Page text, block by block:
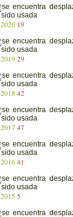
2020 19
201929
201842
201747
201641
2015 5